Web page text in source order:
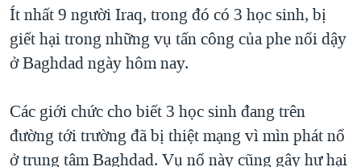
hướng
chính
Đi
"Tìm"
MỤC
TỰ DO BÁO CHÍ
VẠCH TRẦN TIN GIẢ
NGƯỜI VIỆT HẢI NGOẠI
ĐỜI SỐNG
KINH TẾ
CHUYÊN ĐỀ
CHIẾN TRANH THƯƠNG MẠI CỦA MỸ: QUÁ KHỨ VÀ HIỆN
HÀNH TRÌNH BẦU CỬ 2024
MỘT NĂM CHIẾN TRANH TẠI DẢI GAZA
HỌC TIẾNG ANH
VIDEO
NGHE
Ít nhất 9 người Iraq, trong đó có 3 học sinh, bị
giết hại trong những vụ tấn công của phe nổi dậy
ở Baghdad ngày hôm nay.
Các giới chức cho biết 3 học sinh đang trên
đường tới trường đã bị thiệt mạng vì mìn phát nổ
ở trung tâm Baghdad. Vụ nổ này cũng gây hư hại